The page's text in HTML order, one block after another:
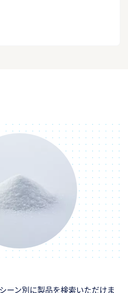
ーン別に製品を検索いただけま